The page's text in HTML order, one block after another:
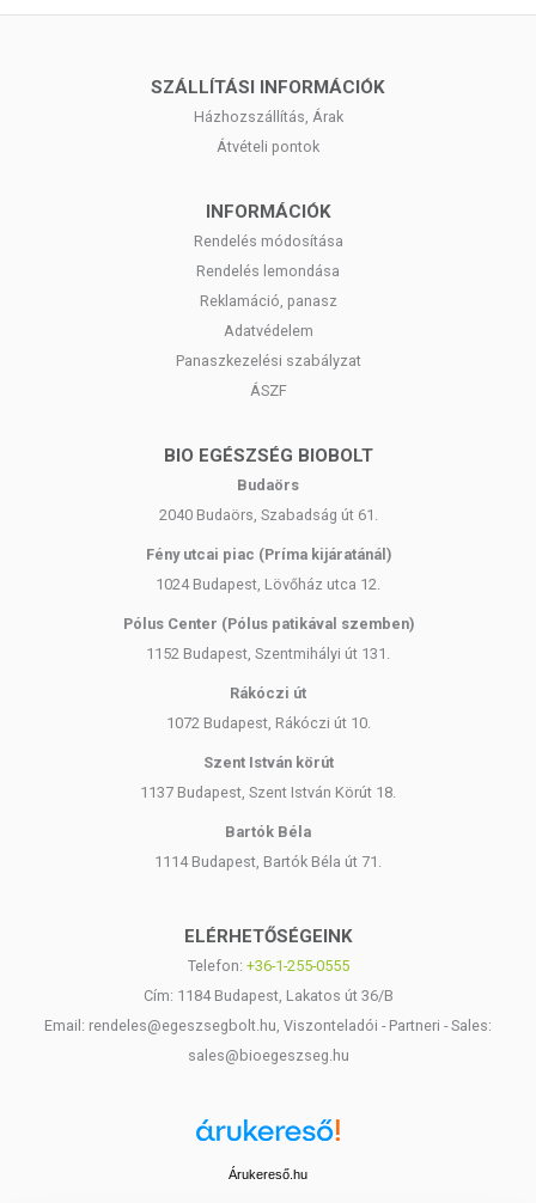
SZÁLLÍTÁSI INFORMÁCIÓK
Házhozszállítás, Árak
Átvételi pontok
INFORMÁCIÓK
Rendelés módosítása
Rendelés lemondása
Reklamáció, panasz
Adatvédelem
Panaszkezelési szabályzat
ÁSZF
BIO EGÉSZSÉG BIOBOLT
Budaörs
2040 Budaörs, Szabadság út 61.
Fény utcai piac (Príma kijáratánál)
1024 Budapest, Lövőház utca 12.
Pólus Center (Pólus patikával szemben)
1152 Budapest, Szentmihályi út 131.
Rákóczi út
1072 Budapest, Rákóczi út 10.
Szent István körút
1137 Budapest, Szent István Körút 18.
Bartók Béla
1114 Budapest, Bartók Béla út 71.
ELÉRHETŐSÉGEINK
Telefon: +36-1-255-0555
Cím: 1184 Budapest, Lakatos út 36/B
Email: rendeles@egeszsegbolt.hu, Viszonteladói - Partneri - Sales:
sales@bioegeszseg.hu
Árukereső.hu